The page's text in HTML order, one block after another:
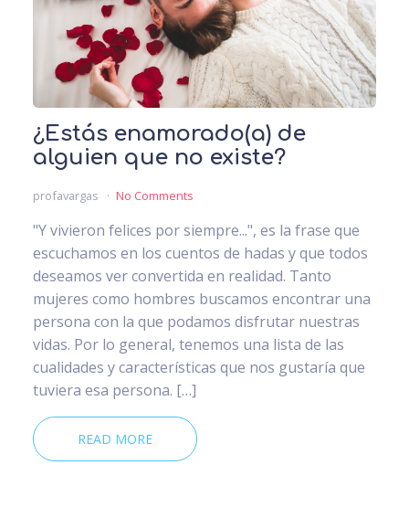
¿Estás enamorado(a) de
alguien que no existe?
profavargas No Comments
"Y vivieron felices por siempre...", es la frase que
escuchamos en los cuentos de hadas y que todos
deseamos ver convertida en realidad. Tanto
mujeres como hombres buscamos encontrar una
persona con la que podamos disfrutar nuestras
vidas. Por lo general, tenemos una lista de las
cualidades y características que nos gustaría que
tuviera esa persona. […]
READ MORE